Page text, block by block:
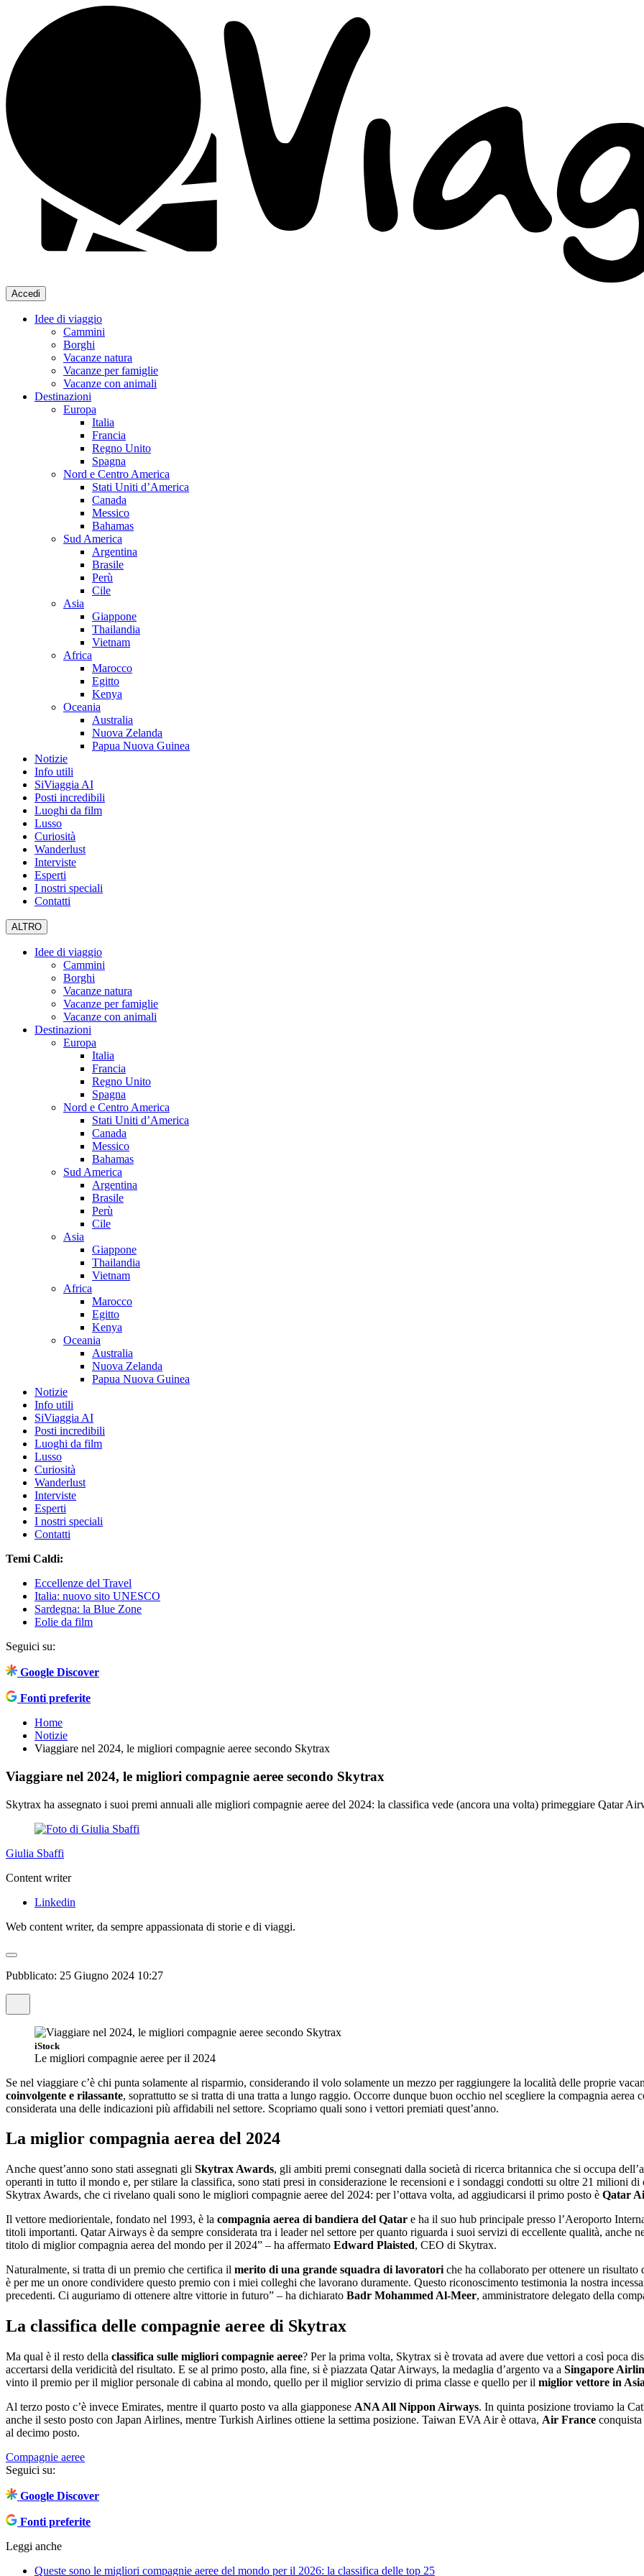
Accedi
Idee di viaggio
Cammini
Borghi
Vacanze natura
Vacanze per famiglie
Vacanze con animali
Destinazioni
Europa
Italia
Francia
Regno Unito
Spagna
Nord e Centro America
Stati Uniti d’America
Canada
Messico
Bahamas
Sud America
Argentina
Brasile
Perù
Cile
Asia
Giappone
Thailandia
Vietnam
Africa
Marocco
Egitto
Kenya
Oceania
Australia
Nuova Zelanda
Papua Nuova Guinea
Notizie
Info utili
SiViaggia AI
Posti incredibili
Luoghi da film
Lusso
Curiosità
Wanderlust
Interviste
Esperti
I nostri speciali
Contatti
ALTRO
Idee di viaggio
Cammini
Borghi
Vacanze natura
Vacanze per famiglie
Vacanze con animali
Destinazioni
Europa
Italia
Francia
Regno Unito
Spagna
Nord e Centro America
Stati Uniti d’America
Canada
Messico
Bahamas
Sud America
Argentina
Brasile
Perù
Cile
Asia
Giappone
Thailandia
Vietnam
Africa
Marocco
Egitto
Kenya
Oceania
Australia
Nuova Zelanda
Papua Nuova Guinea
Notizie
Info utili
SiViaggia AI
Posti incredibili
Luoghi da film
Lusso
Curiosità
Wanderlust
Interviste
Esperti
I nostri speciali
Contatti
Temi Caldi:
Eccellenze del Travel
Italia: nuovo sito UNESCO
Sardegna: la Blue Zone
Eolie da film
Seguici su:
Google Discover
Fonti preferite
Home
Notizie
Viaggiare nel 2024, le migliori compagnie aeree secondo Skytrax
Viaggiare nel 2024, le migliori compagnie aeree secondo Skytrax
Skytrax ha assegnato i suoi premi annuali alle migliori compagnie aeree del 2024: la classifica vede (ancora una volta) primeggiare Qatar
Giulia Sbaffi
Content writer
Linkedin
Web content writer, da sempre appassionata di storie e di viaggi.
Pubblicato: 25 Giugno 2024 10:27
iStock
Le migliori compagnie aeree per il 2024
Se nel viaggiare c’è chi punta solamente al risparmio, considerando il volo solamente un mezzo per raggiungere la località delle proprie
coinvolgente e rilassante, soprattutto se si tratta di una tratta a lungo raggio. Occorre dunque buon occhio nel scegliere la compagnia aerea
considerata una delle indicazioni più affidabili nel settore. Scopriamo quali sono i vettori premiati quest’anno.
La miglior compagnia aerea del 2024
Anche quest’anno sono stati assegnati gli Skytrax Awards, gli ambiti premi consegnati dalla società di ricerca britannica che si occupa
operanti in tutto il mondo e, per stilare la classifica, sono stati presi in considerazione le recensioni e i sondaggi condotti su oltre 21 milioni
Skytrax Awards, che ci rivelano quali sono le migliori compagnie aeree del 2024: per l’ottava volta, ad aggiudicarsi il primo posto è Qatar
Il vettore mediorientale, fondato nel 1993, è la compagnia aerea di bandiera del Qatar e ha il suo hub principale presso l’Aeroporto
titoli importanti. Qatar Airways è da sempre considerata tra i leader nel settore per quanto riguarda i suoi servizi di eccellente qualità, anche
titolo di miglior compagnia aerea del mondo per il 2024” – ha affermato Edward Plaisted, CEO di Skytrax.
Naturalmente, si tratta di un premio che certifica il merito di una grande squadra di lavoratori che ha collaborato per ottenere un
è per me un onore condividere questo premio con i miei colleghi che lavorano duramente. Questo riconoscimento testimonia la nostra
precedenti. Ci auguriamo di ottenere altre vittorie in futuro” – ha dichiarato Badr Mohammed Al-Meer, amministratore delegato della
La classifica delle compagnie aeree di Skytrax
Ma qual è il resto della classifica sulle migliori compagnie aeree? Per la prima volta, Skytrax si è trovata ad avere due vettori a così poca
accertarsi della veridicità del risultato. E se al primo posto, alla fine, si è piazzata Qatar Airways, la medaglia d’argento va a Singapore
vinto il premio per il miglior personale di cabina al mondo, quello per il miglior servizio di prima classe e quello per il miglior vettore in Asia
Al terzo posto c’è invece Emirates, mentre il quarto posto va alla giapponese ANA All Nippon Airways. In quinta posizione troviamo la
anche il sesto posto con Japan Airlines, mentre Turkish Airlines ottiene la settima posizione. Taiwan EVA Air è ottava, Air France
al decimo posto.
Compagnie aeree
Seguici su:
Google Discover
Fonti preferite
Leggi anche
Queste sono le migliori compagnie aeree del mondo per il 2026: la classifica delle top 25